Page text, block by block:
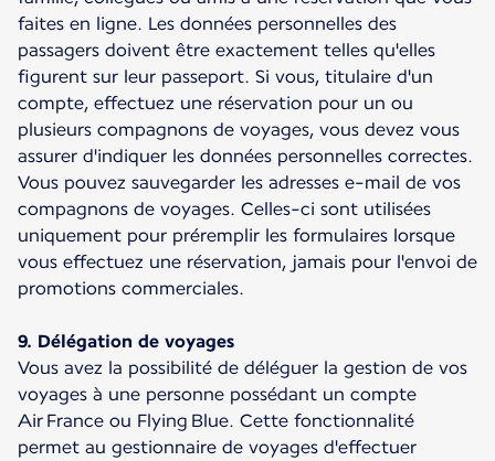
faites en ligne. Les données personnelles des
passagers doivent être exactement telles qu'elles
figurent sur leur passeport. Si vous, titulaire d'un
compte, effectuez une réservation pour un ou
plusieurs compagnons de voyages, vous devez vous
assurer d'indiquer les données personnelles correctes.
Vous pouvez sauvegarder les adresses e-mail de vos
compagnons de voyages. Celles-ci sont utilisées
uniquement pour préremplir les formulaires lorsque
vous effectuez une réservation, jamais pour l'envoi de
promotions commerciales.
9. Délégation de voyages
Vous avez la possibilité de déléguer la gestion de vos
voyages à une personne possédant un compte
Air France ou Flying Blue. Cette fonctionnalité
permet au gestionnaire de voyages d'effectuer